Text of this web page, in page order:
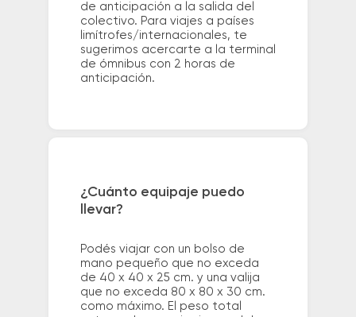
de anticipación a la salida del
colectivo. Para viajes a países
limítrofes/internacionales, te
sugerimos acercarte a la terminal
de ómnibus con 2 horas de
anticipación.
¿Cuánto equipaje puedo
llevar?
Podés viajar con un bolso de
mano pequeño que no exceda
de 40 x 40 x 25 cm. y una valija
que no exceda 80 x 80 x 30 cm.
como máximo. El peso total